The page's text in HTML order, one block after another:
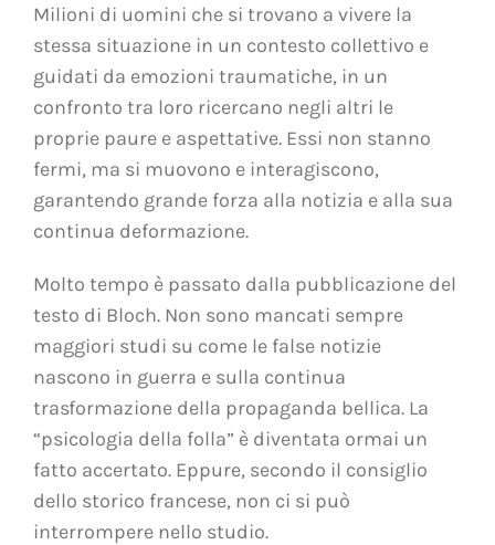
Milioni di uomini che si trovano a vivere la
stessa situazione in un contesto collettivo e
guidati da emozioni traumatiche, in un
confronto tra loro ricercano negli altri le
proprie paure e aspettative. Essi non stanno
fermi, ma si muovono e interagiscono,
garantendo grande forza alla notizia e alla sua
continua deformazione.
Molto tempo è passato dalla pubblicazione del
testo di Bloch. Non sono mancati sempre
maggiori studi su come le false notizie
nascono in guerra e sulla continua
trasformazione della propaganda bellica. La
“psicologia della folla” è diventata ormai un
fatto accertato. Eppure, secondo il consiglio
dello storico francese, non ci si può
interrompere nello studio.